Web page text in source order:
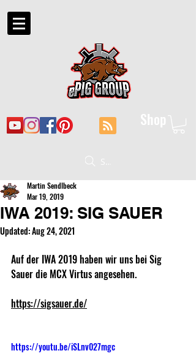
Shop
Suche
IWA 2019: SIG SAUER
Martin Sendlbeck
Mar 19, 2019
Updated:Aug 24, 2021
Auf der IWA 2019 haben wir uns bei Sig
Sauer die MCX Virtus angesehen.
https://sigsauer.de/
https://youtu.be/iSLnv027mgc